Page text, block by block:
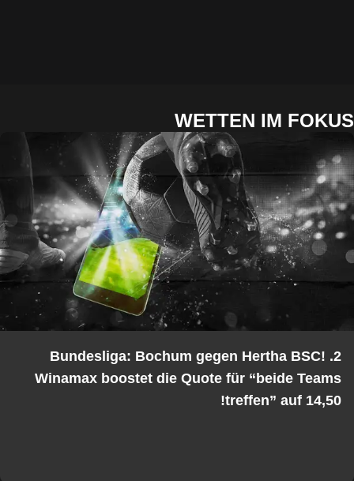
WETTEN IM FOKUS
2. Bundesliga: Bochum gegen Hertha BSC!
Winamax boostet die Quote für “beide Teams
treffen” auf 14,50!